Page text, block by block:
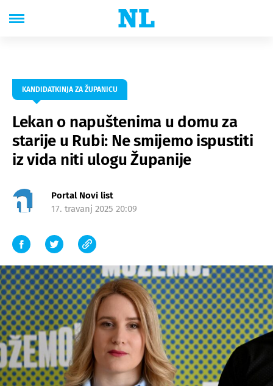
KANDIDATKINJA ZA ŽUPANICU
Lekan o napuštenima u domu za
starije u Rubi: Ne smijemo ispustiti
iz vida niti ulogu Županije
Portal Novi list
17. travanj 2025 20:09